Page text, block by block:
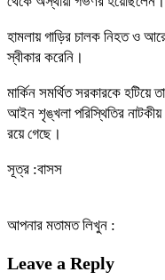
হামলায় গাড়ির চালক নিহত ও
স্বীকার করেনি।
মার্কিন সমর্থিত সরকারকে হটিয়ে
আইন শৃঙ্খলা পরিস্থিতির
রয়ে গেছে।
সূত্র :বাসস
আপনার মতামত লিখুন :
Leave a Reply